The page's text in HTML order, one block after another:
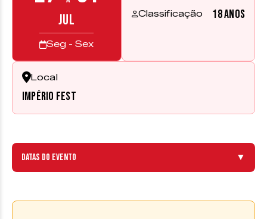
JUL
Seg - Sex
Classificação 18 anos
Local
Império Fest
Datas do evento ▼